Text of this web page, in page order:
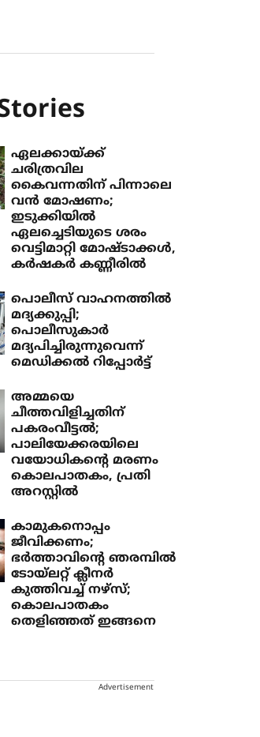
ഏലക്കായ്ക്ക്
ചരിത്രവില
കൈവന്നതിന് പിന്നാലെ
വൻ മോഷണം;
ഇടുക്കിയിൽ
ഏലച്ചെടിയുടെ ശരം
വെട്ടിമാറ്റി മോഷ്ടാക്കൾ,
കർഷകർ കണ്ണീരിൽ
പൊലീസ് വാഹനത്തില്‍
മദ്യക്കുപ്പി;
പൊലീസുകാര്‍
മദ്യപിച്ചിരുന്നുവെന്ന്
മെഡിക്കല്‍ റിപ്പോര്‍ട്ട്
അമ്മയെ
ചീത്തവിളിച്ചതിന്
പകരംവീട്ടല്‍;
പാലിയേക്കരയിലെ
വയോധികന്റെ മരണം
കൊലപാതകം, പ്രതി
അറസ്റ്റില്‍
കാമുകനൊപ്പം
ജീവിക്കണം;
ഭര്‍ത്താവിന്റെ ഞരമ്പില്‍
ടോയ്‌ലറ്റ് ക്ലീനര്‍
കുത്തിവച്ച് നഴ്‌സ്;
കൊലപാതകം
തെളിഞ്ഞത് ഇങ്ങനെ
Advertisement